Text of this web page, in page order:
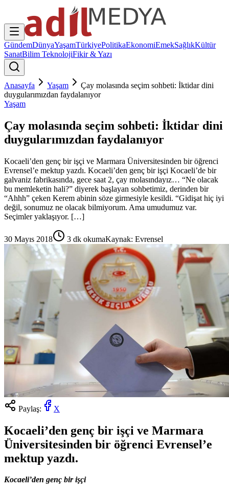
GündemDünyaYaşamTürkiyePolitikaEkonomiEmekSağlıkKültür
SanatBilim TeknolojiFikir & Yazı
Anasayfa Yaşam
Çay molasında seçim sohbeti: İktidar dini
duygularımızdan faydalanıyor
Yaşam
Çay molasında seçim sohbeti: İktidar dini
duygularımızdan faydalanıyor
Kocaeli’den genç bir işçi ve Marmara Üniversitesinden bir öğrenci
Evrensel’e mektup yazdı. Kocaeli’den genç bir işçi Kocaeli’de bir
galvaniz fabrikasında, gece saat 2, çay molasındayız… “Ne olacak
bu memleketin hali?” diyerek başlayan sohbetimiz, derinden bir
“Ahhh” çeken Kerem abinin söze girmesiyle kesildi. “Gidişat hiç iyi
değil, sonumuz ne olacak bilmiyorum. Ama umudumuz var.
Seçimler yaklaşıyor. […]
30 Mayıs 2018 3 dk okumaKaynak: Evrensel
Paylaş: X
Kocaeli’den genç bir işçi ve Marmara
Üniversitesinden bir öğrenci Evrensel’e
mektup yazdı.
Kocaeli’den genç bir işçi